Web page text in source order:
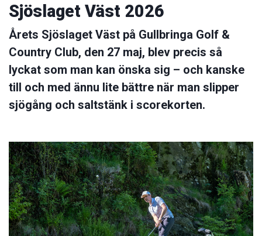
Sjöslaget Väst 2026
Årets Sjöslaget Väst på Gullbringa Golf &
Country Club, den 27 maj, blev precis så
lyckat som man kan önska sig – och kanske
till och med ännu lite bättre när man slipper
sjögång och saltstänk i scorekorten.